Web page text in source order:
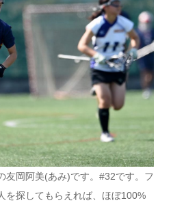
友岡阿美(あみ)です。#32です。フ
を探してもらえれば、ほぼ100%